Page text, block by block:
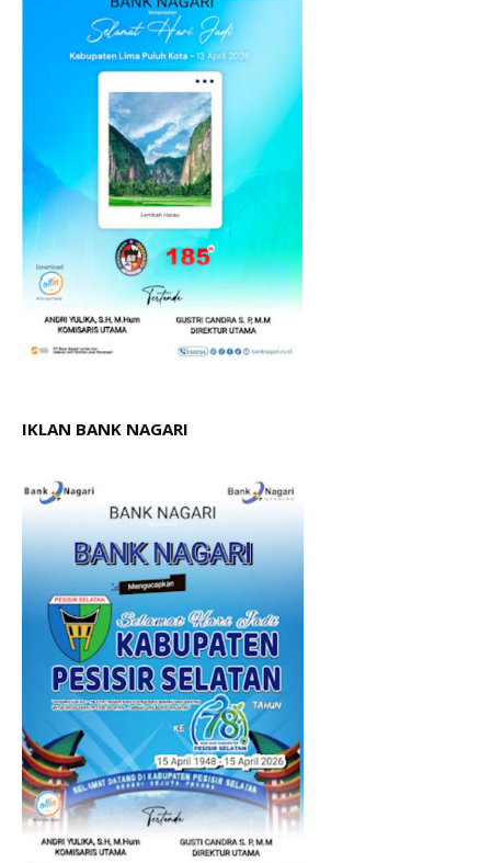
IKLAN BANK NAGARI